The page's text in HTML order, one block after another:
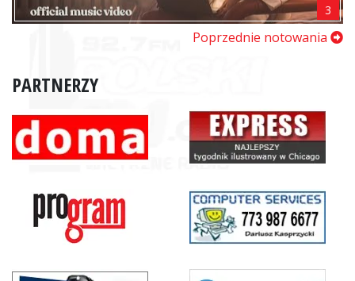
3
Poprzednie notowania
PARTNERZY